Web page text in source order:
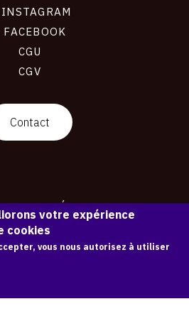
FACEBOOK
CGU
CGV
Contact
pour créer,
l'Histoire de l'Art.
aux archives
expositions
réservés.
votre expérience
cookies
vous nous autorisez à utiliser